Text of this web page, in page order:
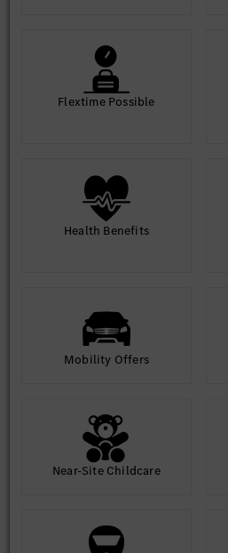
Flextime Possible
Health Benefits
Mobility Offers
Near-Site Childcare